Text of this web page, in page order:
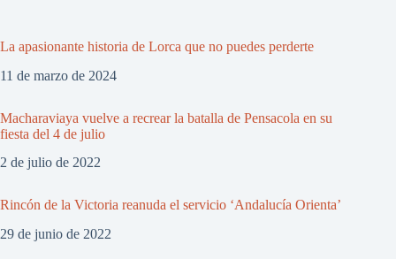
La apasionante historia de Lorca que no puedes perderte
11 de marzo de 2024
Macharaviaya vuelve a recrear la batalla de Pensacola en su
fiesta del 4 de julio
2 de julio de 2022
Rincón de la Victoria reanuda el servicio ‘Andalucía Orienta’
29 de junio de 2022